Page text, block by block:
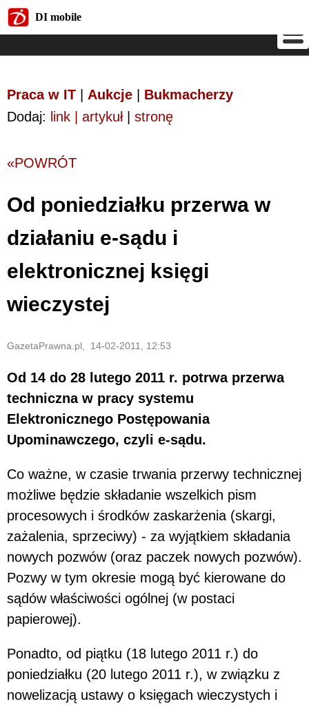
DI mobile
Praca w IT Aukcje
Bukmacherzy
Dodaj: link | artykuł| stronę
«POWRÓT
Od poniedziałku przerwa w
działaniu e-sądu i
elektronicznej księgi
wieczystej
GazetaPrawna.pl, 14-02-2011, 12:53
Od 14 do 28 lutego 2011 r. potrwa przerwa
techniczna w pracy systemu
Elektronicznego Postępowania
Upominawczego, czyli e-sądu.
Co ważne, w czasie trwania przerwy technicznej
możliwe będzie składanie wszelkich pism
procesowych i środków zaskarżenia (skargi,
zażalenia, sprzeciwy) - za wyjątkiem składania
nowych pozwów (oraz paczek nowych pozwów).
Pozwy w tym okresie mogą być kierowane do
sądów właściwości ogólnej (w postaci
papierowej).
Ponadto, od piątku (18 lutego 2011 r.) do
poniedziałku (20 lutego 2011 r.), w związku z
nowelizacją ustawy o księgach wieczystych i
DI mobile